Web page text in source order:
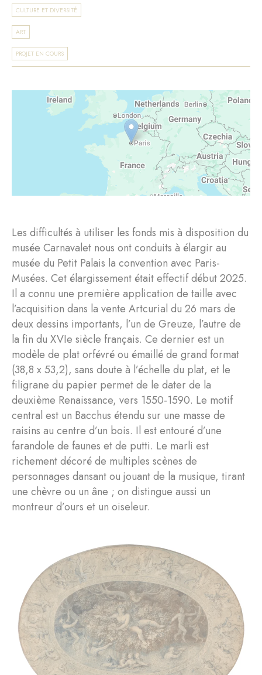
CULTURE ET DIVERSITÉ
ART
PROJET EN COURS
Les difficultés à utiliser les fonds mis à disposition du
musée Carnavalet nous ont conduits à élargir au
musée du Petit Palais la convention avec Paris-
Musées. Cet élargissement était effectif début 2025.
Il a connu une première application de taille avec
l’acquisition dans la vente Artcurial du 26 mars de
deux dessins importants, l’un de Greuze, l’autre de
la fin du XVIe siècle français. Ce dernier est un
modèle de plat orfévré ou émaillé de grand format
(38,8 x 53,2), sans doute à l’échelle du plat, et le
filigrane du papier permet de le dater de la
deuxième Renaissance, vers 1550-1590. Le motif
central est un Bacchus étendu sur une masse de
raisins au centre d’un bois. Il est entouré d’une
farandole de faunes et de putti. Le marli est
richement décoré de multiples scènes de
personnages dansant ou jouant de la musique, tirant
une chèvre ou un âne ; on distingue aussi un
montreur d’ours et un oiseleur.